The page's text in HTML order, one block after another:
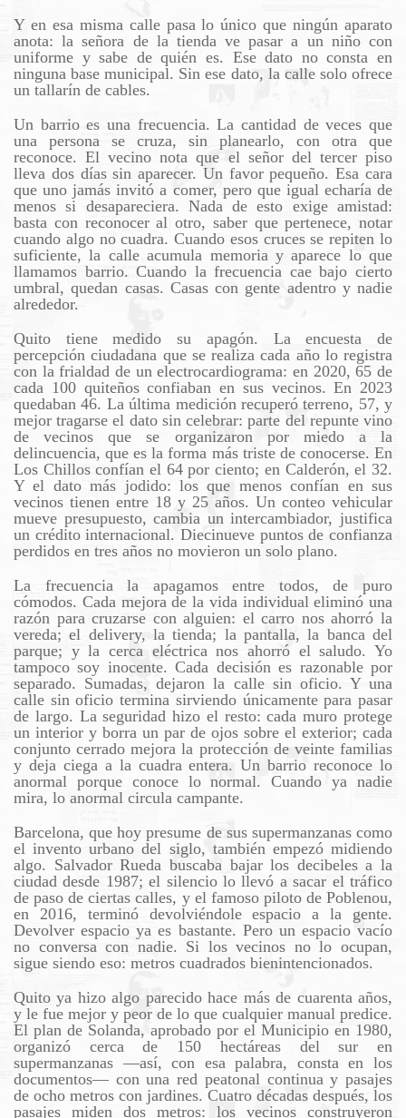
Y en esa misma calle pasa lo único que ningún aparato
anota: la señora de la tienda ve pasar a un niño con
uniforme y sabe de quién es. Ese dato no consta en
ninguna base municipal. Sin ese dato, la calle solo ofrece
un tallarín de cables.
Un barrio es una frecuencia. La cantidad de veces que
una persona se cruza, sin planearlo, con otra que
reconoce. El vecino nota que el señor del tercer piso
lleva dos días sin aparecer. Un favor pequeño. Esa cara
que uno jamás invitó a comer, pero que igual echaría de
menos si desapareciera. Nada de esto exige amistad:
basta con reconocer al otro, saber que pertenece, notar
cuando algo no cuadra. Cuando esos cruces se repiten lo
suficiente, la calle acumula memoria y aparece lo que
llamamos barrio. Cuando la frecuencia cae bajo cierto
umbral, quedan casas. Casas con gente adentro y nadie
alrededor.
Quito tiene medido su apagón. La encuesta de
percepción ciudadana que se realiza cada año lo registra
con la frialdad de un electrocardiograma: en 2020, 65 de
cada 100 quiteños confiaban en sus vecinos. En 2023
quedaban 46. La última medición recuperó terreno, 57, y
mejor tragarse el dato sin celebrar: parte del repunte vino
de vecinos que se organizaron por miedo a la
delincuencia, que es la forma más triste de conocerse. En
Los Chillos confían el 64 por ciento; en Calderón, el 32.
Y el dato más jodido: los que menos confían en sus
vecinos tienen entre 18 y 25 años. Un conteo vehicular
mueve presupuesto, cambia un intercambiador, justifica
un crédito internacional. Diecinueve puntos de confianza
perdidos en tres años no movieron un solo plano.
La frecuencia la apagamos entre todos, de puro
cómodos. Cada mejora de la vida individual eliminó una
razón para cruzarse con alguien: el carro nos ahorró la
vereda; el delivery, la tienda; la pantalla, la banca del
parque; y la cerca eléctrica nos ahorró el saludo. Yo
tampoco soy inocente. Cada decisión es razonable por
separado. Sumadas, dejaron la calle sin oficio. Y una
calle sin oficio termina sirviendo únicamente para pasar
de largo. La seguridad hizo el resto: cada muro protege
un interior y borra un par de ojos sobre el exterior; cada
conjunto cerrado mejora la protección de veinte familias
y deja ciega a la cuadra entera. Un barrio reconoce lo
anormal porque conoce lo normal. Cuando ya nadie
mira, lo anormal circula campante.
Barcelona, que hoy presume de sus supermanzanas como
el invento urbano del siglo, también empezó midiendo
algo. Salvador Rueda buscaba bajar los decibeles a la
ciudad desde 1987; el silencio lo llevó a sacar el tráfico
de paso de ciertas calles, y el famoso piloto de Poblenou,
en 2016, terminó devolviéndole espacio a la gente.
Devolver espacio ya es bastante. Pero un espacio vacío
no conversa con nadie. Si los vecinos no lo ocupan,
sigue siendo eso: metros cuadrados bienintencionados.
Quito ya hizo algo parecido hace más de cuarenta años,
y le fue mejor y peor de lo que cualquier manual predice.
El plan de Solanda, aprobado por el Municipio en 1980,
organizó cerca de 150 hectáreas del sur en
supermanzanas —así, con esa palabra, consta en los
documentos— con una red peatonal continua y pasajes
de ocho metros con jardines. Cuatro décadas después, los
pasajes miden dos metros: los vecinos construyeron